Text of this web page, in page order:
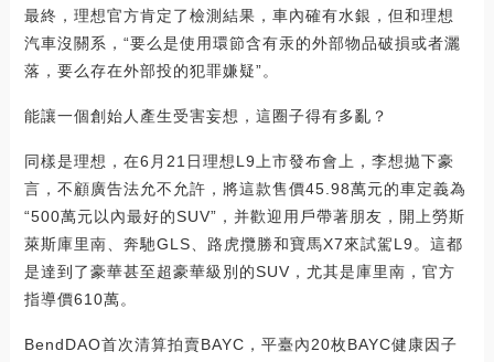
最終，理想官方肯定了檢測結果，車內確有水銀，但和理想
汽車沒關系，“要么是使用環節含有汞的外部物品破損或者灑
落，要么存在外部投的犯罪嫌疑”。
能讓一個創始人產生受害妄想，這圈子得有多亂？
同樣是理想，在6月21日理想L9上市發布會上，李想拋下豪
言，不顧廣告法允不允許，將這款售價45.98萬元的車定義為
“500萬元以內最好的SUV”，并歡迎用戶帶著朋友，開上勞斯
萊斯庫里南、奔馳GLS、路虎攬勝和寶馬X7來試駕L9。這都
是達到了豪華甚至超豪華級別的SUV，尤其是庫里南，官方
指導價610萬。
BendDAO首次清算拍賣BAYC，平臺內20枚BAYC健康因子